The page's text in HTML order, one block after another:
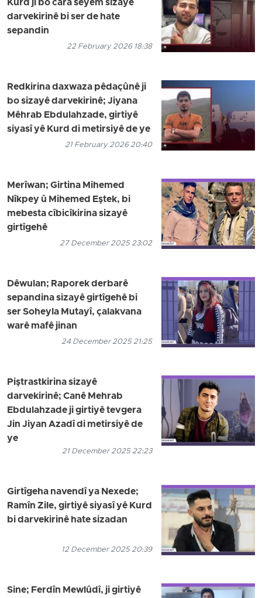
Kurd ji bo cara sêyem sizayê
darvekirinê bi ser de hate
sepandin
22 February 2026 18:38
Redkirina daxwaza pêdaçûnê ji
bo sizayê darvekirinê; Jiyana
Mêhrab Ebdulahzade, girtiyê
siyasî yê Kurd di metirsiyê de ye
21 February 2026 20:40
Merîwan; Girtina Mihemed
Nîkpey û Mihemed Eştek, bi
mebesta cîbicîkirina sizayê
girtîgehê
27 December 2025 23:02
Dêwulan; Raporek derbarê
sepandina sizayê girtîgehê bi
ser Soheyla Mutayî, çalakvana
warê mafê jinan
24 December 2025 21:25
Piştrastkirina sizayê
darvekirinê; Canê Mehrab
Ebdulahzade ji girtiyê tevgera
Jin Jiyan Azadî di metirsiyê de
ye
21 December 2025 22:23
Girtîgeha navendî ya Nexede;
Ramîn Zile, girtiyê siyasî yê Kurd
bi darvekirinê hate sizadan
12 December 2025 20:39
Sine; Ferdîn Mewlûdî, ji girtiyê